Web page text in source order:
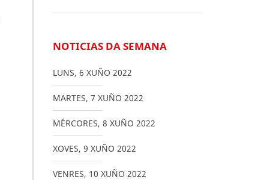
NOTICIAS DA SEMANA
LUNS, 6 XUÑO 2022
MARTES, 7 XUÑO 2022
MÉRCORES, 8 XUÑO 2022
XOVES, 9 XUÑO 2022
VENRES, 10 XUÑO 2022